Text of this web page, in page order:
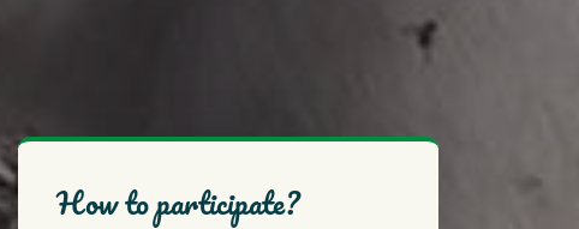
how to participate?